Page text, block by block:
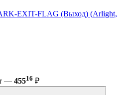
EXIT-FLAG (Выход) (Arlight,
— 45516 ₽